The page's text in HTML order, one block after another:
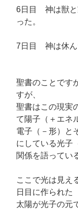
6日目 神は獣と
った。
7日目 神は休ん
ここま
聖書のことです
すが、
聖書はこの現実
て陽子（＋エネ
電子（－形）と
にしている光子
関係を語ってい
ここで光は見え
日目に作られた
太陽が光子の元